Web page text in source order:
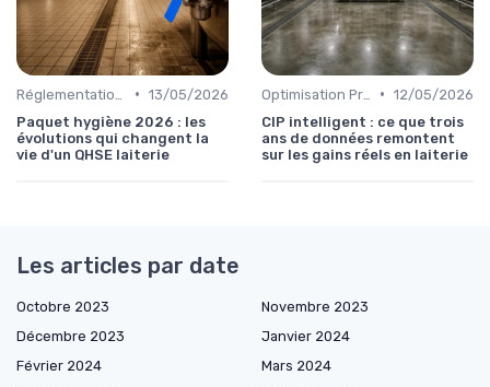
• 13/05/2026
Paquet hygiène 2026 : les
évolutions qui changent la
vie d'un QHSE laiterie
• 12/05/2026
CIP intelligent : ce que trois
ans de données remontent
sur les gains réels en laiterie
Les articles par date
Octobre 2023
Novembre 2023
Décembre 2023
Janvier 2024
Février 2024
Mars 2024